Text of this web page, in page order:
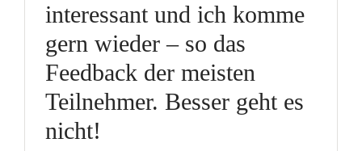
interessant und ich komme
gern wieder – so das
Feedback der meisten
Teilnehmer. Besser geht es
nicht!